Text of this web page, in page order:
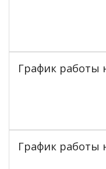
График работы
График работы